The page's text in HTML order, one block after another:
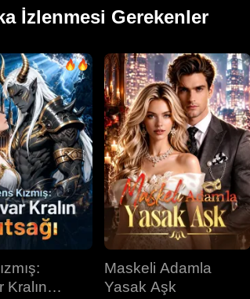
İzlenmesi Gerekenler
Kralın
Maskeli Adamla
Yasak Aşk